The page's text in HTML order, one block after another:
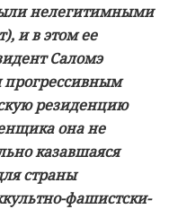
нелегитимными
и в этом ее
Саломэ
прогрессивным
резиденцию
она не
казавшаяся
страны
фашистски-